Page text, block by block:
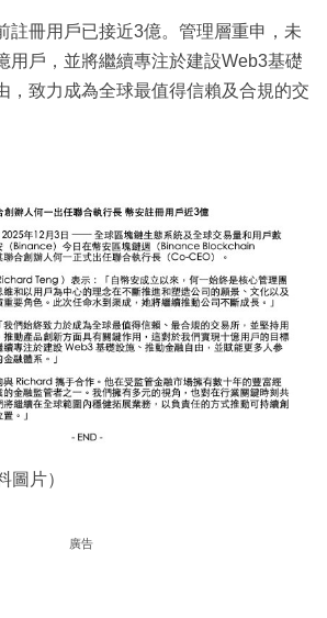
註冊用戶已接近3億。管理層重申，未
用戶，並將繼續專注於建設Web3基礎
，致力成為全球最值得信賴及合規的交
圖片）
廣告